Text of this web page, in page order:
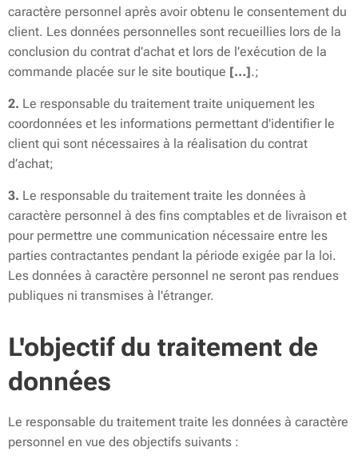
caractère personnel après avoir obtenu le consentement du
client. Les données personnelles sont recueillies lors de la
conclusion du contrat d’achat et lors de l’exécution de la
commande placée sur le site boutique […].;
2. Le responsable du traitement traite uniquement les
coordonnées et les informations permettant d'identifier le
client qui sont nécessaires à la réalisation du contrat
d’achat;
3. Le responsable du traitement traite les données à
caractère personnel à des fins comptables et de livraison et
pour permettre une communication nécessaire entre les
parties contractantes pendant la période exigée par la loi.
Les données à caractère personnel ne seront pas rendues
publiques ni transmises à l'étranger.
L'objectif du traitement de
données
Le responsable du traitement traite les données à caractère
personnel en vue des objectifs suivants :